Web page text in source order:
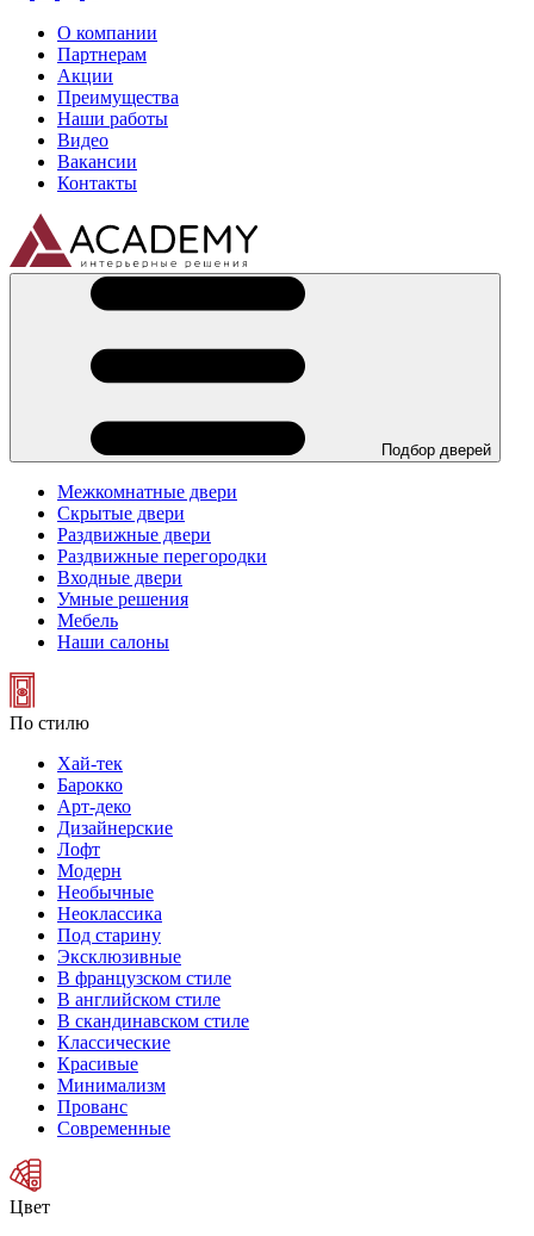
О компании
Партнерам
Акции
Преимущества
Наши работы
Видео
Вакансии
Контакты
Подбор дверей
Межкомнатные двери
Скрытые двери
Раздвижные двери
Раздвижные перегородки
Входные двери
Умные решения
Мебель
Наши салоны
По стилю
Хай-тек
Барокко
Арт-деко
Дизайнерские
Лофт
Модерн
Необычные
Неоклассика
Под старину
Эксклюзивные
В французском стиле
В английском стиле
В скандинавском стиле
Классические
Красивые
Минимализм
Прованс
Современные
Цвет